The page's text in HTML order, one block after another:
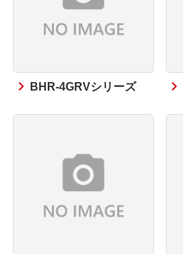
BHR-4GRVシリーズ